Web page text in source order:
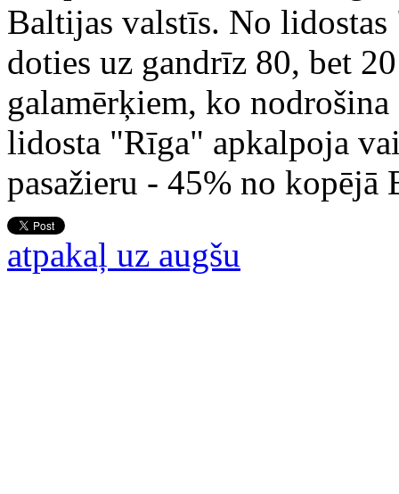
Baltijas valstīs. No lidostas
doties uz gandrīz 80, bet
galamērķiem, ko
lidosta "Rīga" apkalpoja
pasažieru - 45% no kopējā
atpakaļ uz augšu